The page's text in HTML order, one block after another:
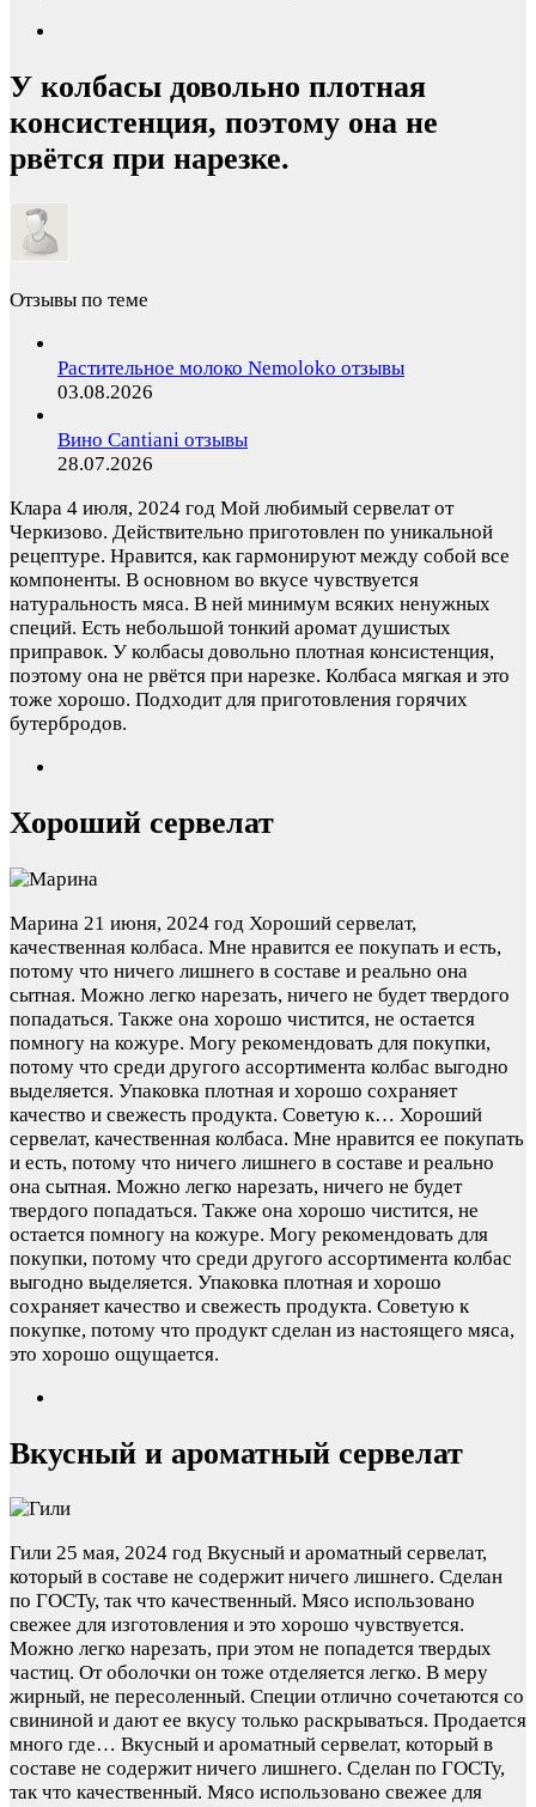
У колбасы довольно плотная
консистенция, поэтому она не
рвётся при нарезке.
Отзывы по теме
Растительное молоко Nemoloko отзывы
03.08.2026
Вино Cantiani отзывы
28.07.2026
Клара 4 июля, 2024 год Мой любимый сервелат от
Черкизово. Действительно приготовлен по уникальной
рецептуре. Нравится, как гармонируют между собой все
компоненты. В основном во вкусе чувствуется
натуральность мяса. В ней минимум всяких ненужных
специй. Есть небольшой тонкий аромат душистых
приправок. У колбасы довольно плотная консистенция,
поэтому она не рвётся при нарезке. Колбаса мягкая и это
тоже хорошо. Подходит для приготовления горячих
бутербродов.
Хороший сервелат
Марина 21 июня, 2024 год Хороший сервелат,
качественная колбаса. Мне нравится ее покупать и есть,
потому что ничего лишнего в составе и реально она
сытная. Можно легко нарезать, ничего не будет твердого
попадаться. Также она хорошо чистится, не остается
помногу на кожуре. Могу рекомендовать для покупки,
потому что среди другого ассортимента колбас выгодно
выделяется. Упаковка плотная и хорошо сохраняет
качество и свежесть продукта. Советую к… Хороший
сервелат, качественная колбаса. Мне нравится ее покупать
и есть, потому что ничего лишнего в составе и реально
она сытная. Можно легко нарезать, ничего не будет
твердого попадаться. Также она хорошо чистится, не
остается помногу на кожуре. Могу рекомендовать для
покупки, потому что среди другого ассортимента колбас
выгодно выделяется. Упаковка плотная и хорошо
сохраняет качество и свежесть продукта. Советую к
покупке, потому что продукт сделан из настоящего мяса,
это хорошо ощущается.
Вкусный и ароматный сервелат
Гили 25 мая, 2024 год Вкусный и ароматный сервелат,
который в составе не содержит ничего лишнего. Сделан
по ГОСТу, так что качественный. Мясо использовано
свежее для изготовления и это хорошо чувствуется.
Можно легко нарезать, при этом не попадется твердых
частиц. От оболочки он тоже отделяется легко. В меру
жирный, не пересоленный. Специи отлично сочетаются со
свининой и дают ее вкусу только раскрываться. Продается
много где… Вкусный и ароматный сервелат, который в
составе не содержит ничего лишнего. Сделан по ГОСТу,
так что качественный. Мясо использовано свежее для